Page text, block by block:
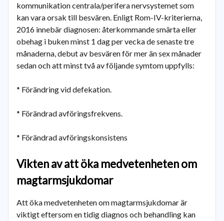
kommunikation centrala/perifera nervsystemet som
kan vara orsak till besvären. Enligt Rom-IV-kriterierna,
2016 innebär diagnosen: återkommande smärta eller
obehag i buken minst 1 dag per vecka de senaste tre
månaderna, debut av besvären för mer än sex månader
sedan och att minst två av följande symtom uppfylls:
* Förändring vid defekation.
* Förändrad avföringsfrekvens.
* Förändrad avföringskonsistens
Vikten av att öka medvetenheten om
magtarmsjukdomar
Att öka medvetenheten om magtarmsjukdomar är
viktigt eftersom en tidig diagnos och behandling kan